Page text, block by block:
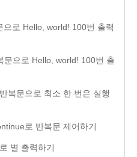
으로 Hello, world! 100번 출력
문으로 Hello, world! 100번 출
복문으로 최소 한 번은 실행
로 반복문 제어하기
별 출력하기